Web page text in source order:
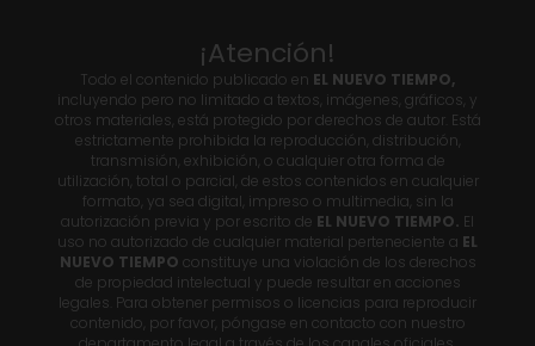
¡Atención!
Todo el contenido publicado en EL NUEVO TIEMPO,
incluyendo pero no limitado a textos, imágenes, gráficos, y
otros materiales, está protegido por derechos de autor. Está
estrictamente prohibida la reproducción, distribución,
transmisión, exhibición, o cualquier otra forma de
utilización, total o parcial, de estos contenidos en cualquier
formato, ya sea digital, impreso o multimedia, sin la
autorización previa y por escrito de EL NUEVO TIEMPO. El
uso no autorizado de cualquier material perteneciente a EL
NUEVO TIEMPO constituye una violación de los derechos
de propiedad intelectual y puede resultar en acciones
legales. Para obtener permisos o licencias para reproducir
contenido, por favor, póngase en contacto con nuestro